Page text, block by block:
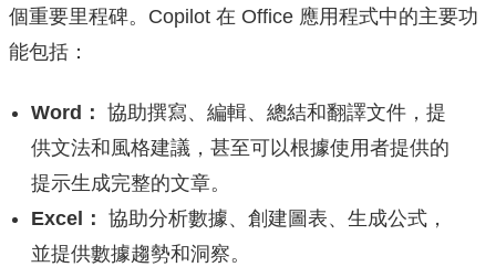
個重要里程碑。Copilot 在 Office 應用程式中的主要功
能包括：
Word： 協助撰寫、編輯、總結和翻譯文件，提
供文法和風格建議，甚至可以根據使用者提供的
提示生成完整的文章。
Excel： 協助分析數據、創建圖表、生成公式，
並提供數據趨勢和洞察。